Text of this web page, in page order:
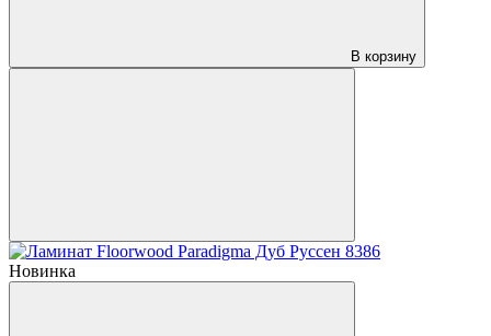
В корзину
Новинка